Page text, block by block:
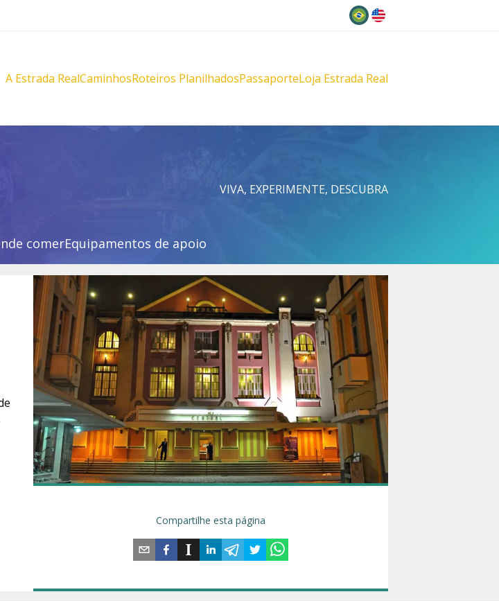
A Estrada RealCaminhosRoteiros PlanilhadosPassaporteLoja Estrada Real
VIVA, EXPERIMENTE, DESCUBRA
comerEquipamentos de apoio
Compartilhe esta página